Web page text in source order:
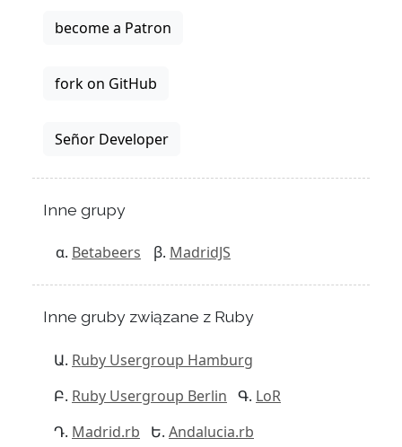
become a Patron
fork on GitHub
Señor Developer
Inne grupy
Betabeers MadridJS
Inne gruby związane z Ruby
Ruby Usergroup Hamburg
Ruby Usergroup Berlin
LoR
Madrid.rb
Andalucia.rb